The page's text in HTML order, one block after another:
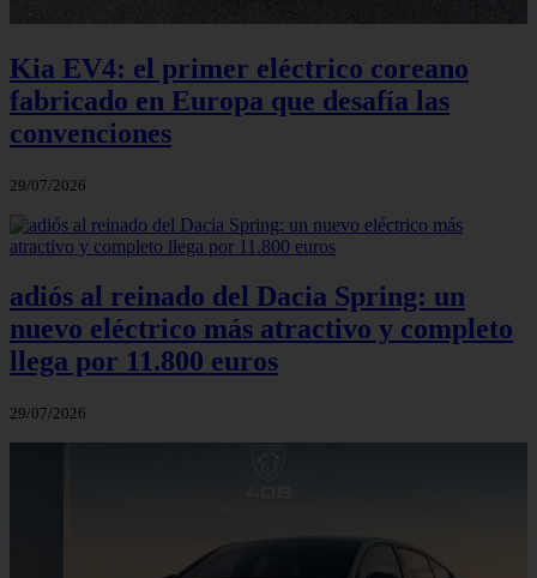
Kia EV4: el primer eléctrico coreano
fabricado en Europa que desafía las
convenciones
29/07/2026
adiós al reinado del Dacia Spring: un
nuevo eléctrico más atractivo y completo
llega por 11.800 euros
29/07/2026